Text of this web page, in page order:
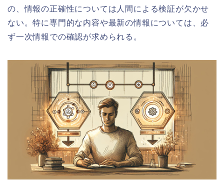
の、情報の正確性については人間による検証が欠かせ
ない。特に専門的な内容や最新の情報については、必
ず一次情報での確認が求められる。